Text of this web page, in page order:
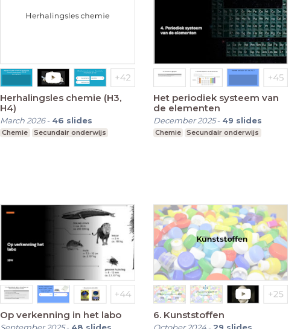
Herhalingsles chemie (H3,
H4)
March 2026- 46 slides
Chemie Secundair onderwijs
Het periodiek systeem van
de elementen
December 2025- 49 slides
Chemie Secundair onderwijs
Op verkenning in het labo
September 2025- 48 slides
6. Kunststoffen
October 2024- 29 slides